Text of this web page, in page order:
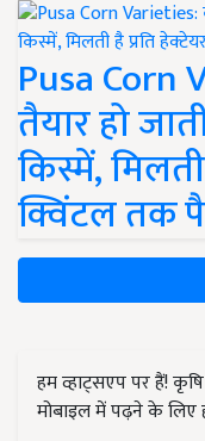
Pusa
तैयार हो
किस्में,
क्विंटल तक
हम व्हाट्सएप पर हैं!
मोबाइल में पढ़ने के लिए